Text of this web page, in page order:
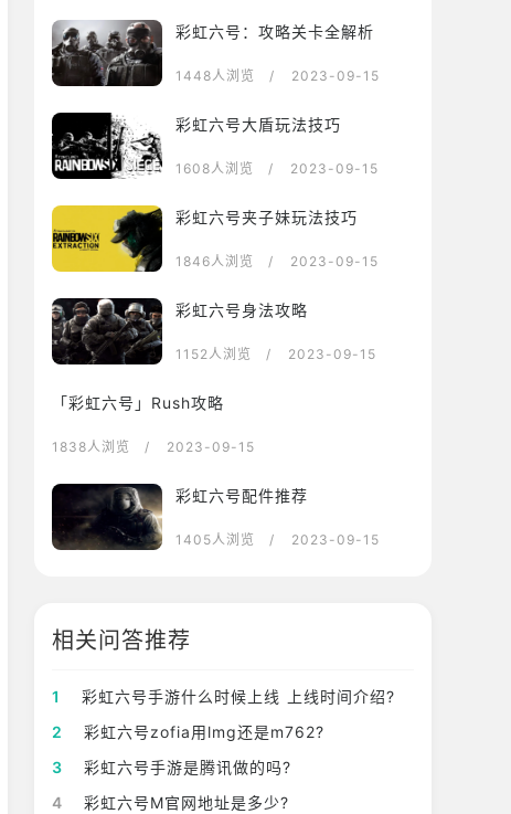
彩虹六号：攻略关卡全解析
1448人浏览 / 2023-09-15
彩虹六号大盾玩法技巧
1608人浏览 / 2023-09-15
彩虹六号夹子妹玩法技巧
1846人浏览 / 2023-09-15
彩虹六号身法攻略
1152人浏览 / 2023-09-15
「彩虹六号」Rush攻略
1838人浏览 / 2023-09-15
彩虹六号配件推荐
1405人浏览 / 2023-09-15
相关问答推荐
1
彩虹六号手游什么时候上线 上线时间介绍?
2
彩虹六号zofia用lmg还是m762?
3
彩虹六号手游是腾讯做的吗?
4
彩虹六号M官网地址是多少?